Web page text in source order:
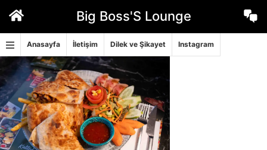
Big Boss'S Lounge
Anasayfa İletişim Dilek ve Şikayet Instagram